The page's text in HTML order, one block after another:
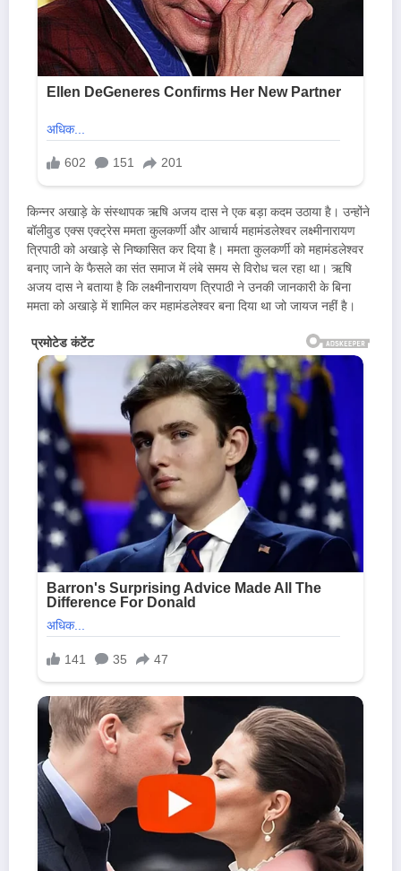
किन्नर अखाड़े के संस्थापक ऋषि अजय दास ने एक बड़ा कदम उठाया है। उन्होंने
बॉलीवुड एक्स एक्ट्रेस ममता कुलकर्णी और आचार्य महामंडलेश्वर लक्ष्मीनारायण
त्रिपाठी को अखाड़े से निष्कासित कर दिया है। ममता कुलकर्णी को महामंडलेश्वर
बनाए जाने के फैसले का संत समाज में लंबे समय से विरोध चल रहा था। ऋषि
अजय दास ने बताया है कि लक्ष्मीनारायण त्रिपाठी ने उनकी जानकारी के बिना
ममता को अखाड़े में शामिल कर महामंडलेश्वर बना दिया था जो जायज नहीं है।